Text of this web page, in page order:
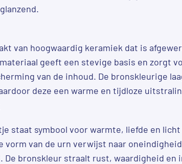
van hoogwaardig keramiek dat is
geeft een stevige basis en zorgt
van de inhoud. De bronskleurige
deze een warme en tijdloze
staat symbool voor warmte, liefde en
vorm van de urn verwijst naar
De bronskleur straalt rust, waardigheid en